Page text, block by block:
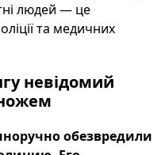
людей — це
та медичних
невідомий
обезвредили